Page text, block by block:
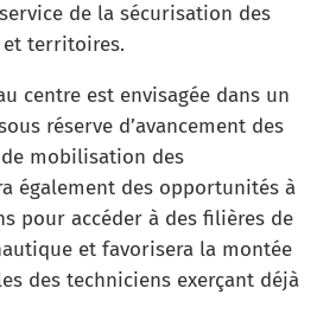
de la sécurisation des
territoires.
centre est envisagée dans un
réserve d’avancement des
mobilisation des
également des opportunités à
pour accéder à des filières de
et favorisera la montée
des techniciens exerçant déjà